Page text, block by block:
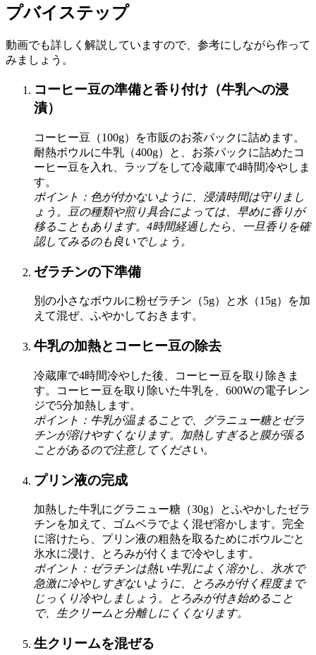
プバイステップ
動画でも詳しく解説していますので、参考にしながら作って
みましょう。
コーヒー豆の準備と香り付け（牛乳への浸
漬）
コーヒー豆（100g）を市販のお茶パックに詰めます。
耐熱ボウルに牛乳（400g）と、お茶パックに詰めたコ
ーヒー豆を入れ、ラップをして冷蔵庫で4時間冷やしま
す。
ポイント：色が付かないように、浸漬時間は守りまし
ょう。豆の種類や煎り具合によっては、早めに香りが
移ることもあります。4時間経過したら、一旦香りを確
認してみるのも良いでしょう。
ゼラチンの下準備
別の小さなボウルに粉ゼラチン（5g）と水（15g）を加
えて混ぜ、ふやかしておきます。
牛乳の加熱とコーヒー豆の除去
冷蔵庫で4時間冷やした後、コーヒー豆を取り除きま
す。コーヒー豆を取り除いた牛乳を、600Wの電子レン
ジで5分加熱します。
ポイント：牛乳が温まることで、グラニュー糖とゼラ
チンが溶けやすくなります。加熱しすぎると膜が張る
ことがあるので注意してください。
プリン液の完成
加熱した牛乳にグラニュー糖（30g）とふやかしたゼラ
チンを加えて、ゴムベラでよく混ぜ溶かします。完全
に溶けたら、プリン液の粗熱を取るためにボウルごと
氷水に浸け、とろみが付くまで冷やします。
ポイント：ゼラチンは熱い牛乳によく溶かし、氷水で
急激に冷やしすぎないように、とろみが付く程度まで
じっくり冷やしましょう。とろみが付き始めること
で、生クリームと分離しにくくなります。
生クリームを混ぜる